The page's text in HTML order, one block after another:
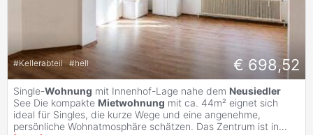
#Kellerabteil #hell € 698,52
Single-Wohnung mit Innenhof-Lage nahe dem Neusiedler
See Die kompakte Mietwohnung mit ca. 44m² eignet sich
ideal für Singles, die kurze Wege und eine angenehme,
persönliche Wohnatmosphäre schätzen. Das Zentrum ist in...